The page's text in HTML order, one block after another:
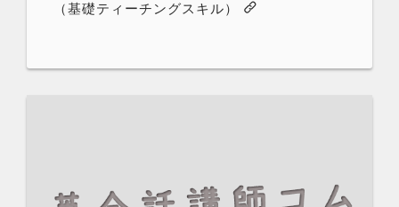
（基礎ティーチングスキル）